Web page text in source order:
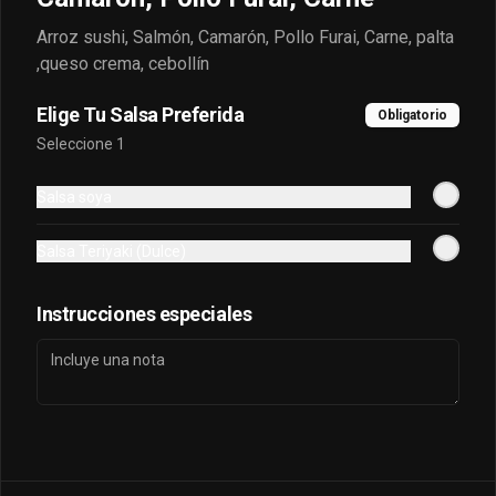
Despacho
Términos y condiciones
Redes sociales
Instagram
Mi cuenta
Arroz sushi, Salmón, Camarón, Pollo Furai, Carne, palta
,queso crema, cebollín
Elige Tu Salsa Preferida Obligatorio
Seleccione 1
Instrucciones especiales